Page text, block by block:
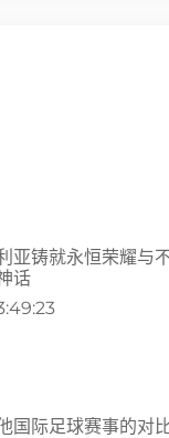
亚铸就永恒荣耀与
话
国际足球赛事的对